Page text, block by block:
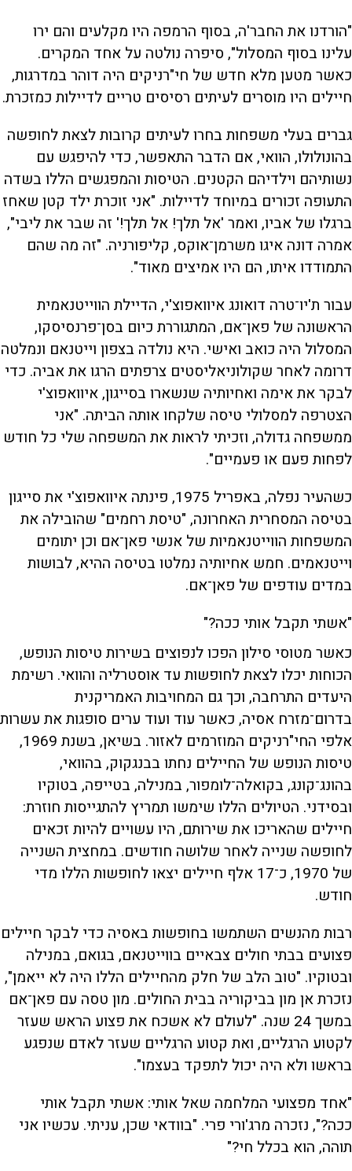
"הורדנו את החבר'ה, בסוף הרמפה היו מקלעים והם ירו
עלינו בסוף המסלול", סיפרה נולטה על אחד המקרים.
כאשר מטען מלא חדש של חי"רניקים היה דוהר במדרגות,
חיילים היו מוסרים לעיתים רסיסים טריים לדיילות כמזכרת.
גברים בעלי משפחות בחרו לעיתים קרובות לצאת לחופשה
בהונולולו, הוואי, אם הדבר התאפשר, כדי להיפגש עם
נשותיהם וילדיהם הקטנים. הטיסות והמפגשים הללו בשדה
התעופה זכורים במיוחד לדיילות. "אני זוכרת ילד קטן שאחז
ברגלו של אביו, ואמר 'אל תלך! אל תלך!' זה שבר את ליבי",
אמרה דונה איגו משרמן־אוקס, קליפורניה. "זה מה שהם
התמודדו איתו, הם היו אמיצים מאוד".
עבור ת'יו־טרה דואונג איוואפוצ'י, הדיילת הווייטנאמית
הראשונה של פאן־אם, המתגוררת כיום בסן־פרנסיסקו,
המסלול היה כואב ואישי. היא נולדה בצפון וייטנאם ונמלטה
דרומה לאחר שקולוניאליסטים צרפתים הרגו את אביה. כדי
לבקר את אימה ואחיותיה שנשארו בסייגון, איוואפוצ'י
הצטרפה למסלולי טיסה שלקחו אותה הביתה. "אני
ממשפחה גדולה, וזכיתי לראות את המשפחה שלי כל חודש
לפחות פעם או פעמיים".
כשהעיר נפלה, באפריל 1975, פינתה איוואפוצ'י את סייגון
בטיסה המסחרית האחרונה, "טיסת רחמים" שהובילה את
המשפחות הווייטנאמיות של אנשי פאן־אם וכן יתומים
וייטנאמים. חמש אחיותיה נמלטו בטיסה ההיא, לבושות
במדים עודפים של פאן־אם.
"אשתי תקבל אותי ככה?"
כאשר מטוסי סילון הפכו לנפוצים בשירות טיסות הנופש,
הכוחות יכלו לצאת לחופשות עד אוסטרליה והוואי. רשימת
היעדים התרחבה, וכך גם המחויבות האמריקנית
בדרום־מזרח אסיה, כאשר עוד ועוד ערים סופגות את עשרות
אלפי החי"רניקים המוזרמים לאזור. בשיאן, בשנת 1969,
טיסות הנופש של החיילים נחתו בבנגקוק, בהוואי,
בהונג־קונג, בקואלה־לומפור, במנילה, בטייפה, בטוקיו
ובסידני. הטיולים הללו שימשו תמריץ להתגייסות חוזרת:
חיילים שהאריכו את שירותם, היו עשויים להיות זכאים
לחופשה שנייה לאחר שלושה חודשים. במחצית השנייה
של 1970, כ־17 אלף חיילים יצאו לחופשות הללו מדי
חודש.
רבות מהנשים השתמשו בחופשות באסיה כדי לבקר חיילים
פצועים בבתי חולים צבאיים בווייטנאם, בגואם, במנילה
ובטוקיו. "טוב הלב של חלק מהחיילים הללו היה לא ייאמן",
נזכרת אן מון בביקוריה בבית החולים. מון טסה עם פאן־אם
במשך 24 שנה. "לעולם לא אשכח את פצוע הראש שעזר
לקטוע הרגליים, ואת קטוע הרגליים שעזר לאדם שנפגע
בראשו ולא היה יכול לתפקד בעצמו".
"אחד מפצועי המלחמה שאל אותי: אשתי תקבל אותי
ככה?", נזכרה מרג'ורי פרי. "בוודאי שכן, עניתי. עכשיו אני
תוהה, הוא בכלל חי?"